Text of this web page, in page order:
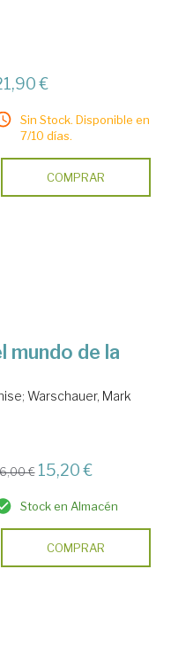
€
Sin Stock. Disponible en
7/10 días.
COMPRAR
mundo de la
; Warschauer, Mark
€ 15,20 €
Stock en Almacén
COMPRAR